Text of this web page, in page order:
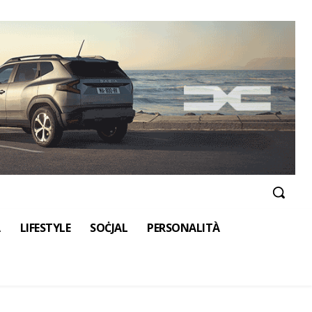
LIFESTYLE SOĊJAL PERSONALITÀ